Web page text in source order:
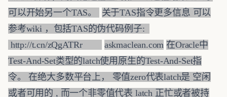
可以开始另一个TAS。
关于TAS指令更多信息 可以
参考wiki ，包括TAS的伪代码例子:
http://t.cn/zQgATRr
askmaclean.com 在Oracle中
Test-And-Set类型的latch使用原生的Test-And-Set指
令。 在绝大多数平台上， 零值zero代表latch是 空闲
或者可用的 , 而一个非零值代表 latch 正忙或者被持